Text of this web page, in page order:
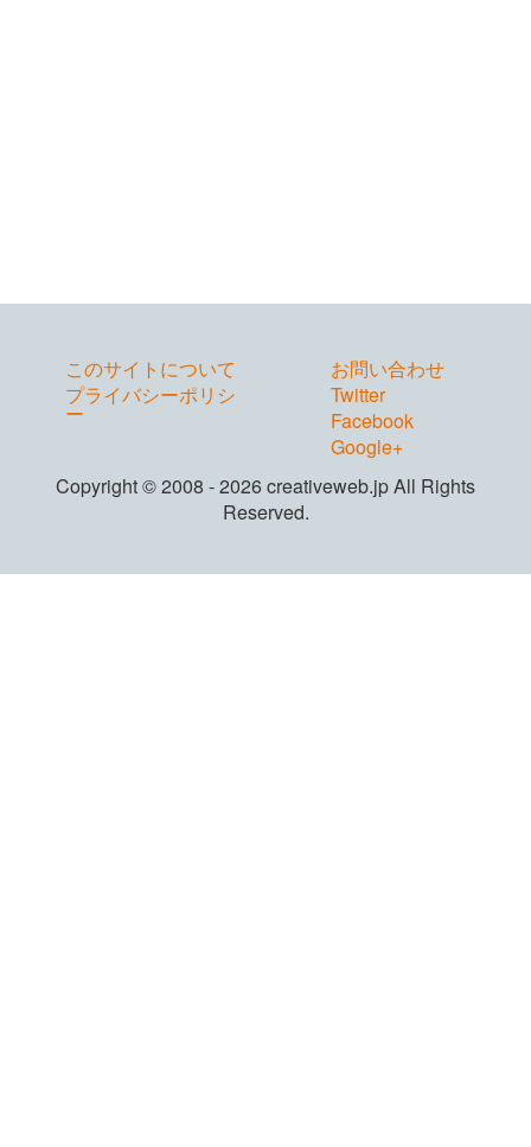
このサイトについて
プライバシーポリシ
ー
お問い合わせ
Twitter
Facebook
Google+
Copyright © 2008 - 2026 creativeweb.jp All Rights
Reserved.